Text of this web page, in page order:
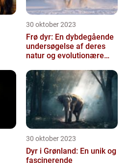
30 oktober 2023
Frø dyr: En dybdegående
undersøgelse af deres
natur og evolutionære
30 oktober 2023
Dyr i Grønland: En unik og
fascinerende